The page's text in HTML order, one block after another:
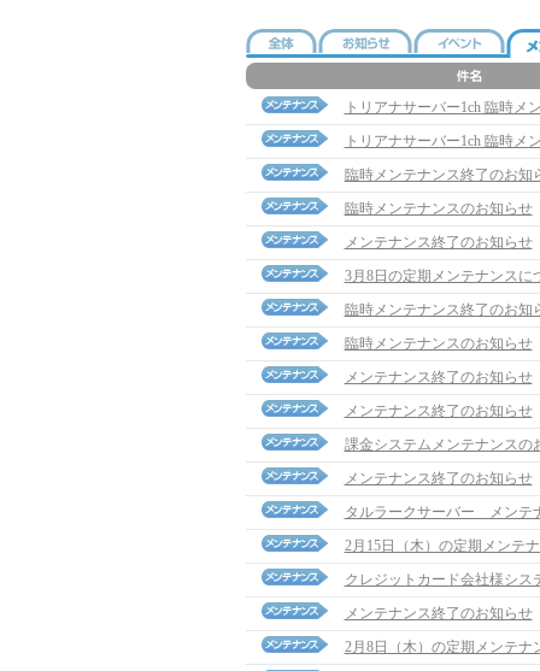
トリアナサーバー1ch 臨時メ
トリアナサーバー1ch 臨時メ
臨時メンテナンス終了のお知
臨時メンテナンスのお知らせ
メンテナンス終了のお知らせ
3月8日の定期メンテナンスに
臨時メンテナンス終了のお知
臨時メンテナンスのお知らせ
メンテナンス終了のお知らせ
メンテナンス終了のお知らせ
課金システムメンテナンスの
メンテナンス終了のお知らせ
タルラークサーバー メンテ
2月15日（木）の定期メンテ
クレジットカード会社様シス
メンテナンス終了のお知らせ
2月8日（木）の定期メンテナ